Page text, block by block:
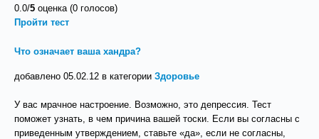
0.0/5 оценка (0 голосов)
Пройти тест
Что означает ваша хандра?
добавлено 05.02.12 в категории Здоровье
У вас мрачное настроение. Возможно, это депрессия. Тест
поможет узнать, в чем причина вашей тоски. Если вы согласны с
приведенным утверждением, ставьте «да», если не согласны,